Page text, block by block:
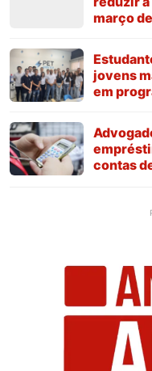
março
jovens
em
contas